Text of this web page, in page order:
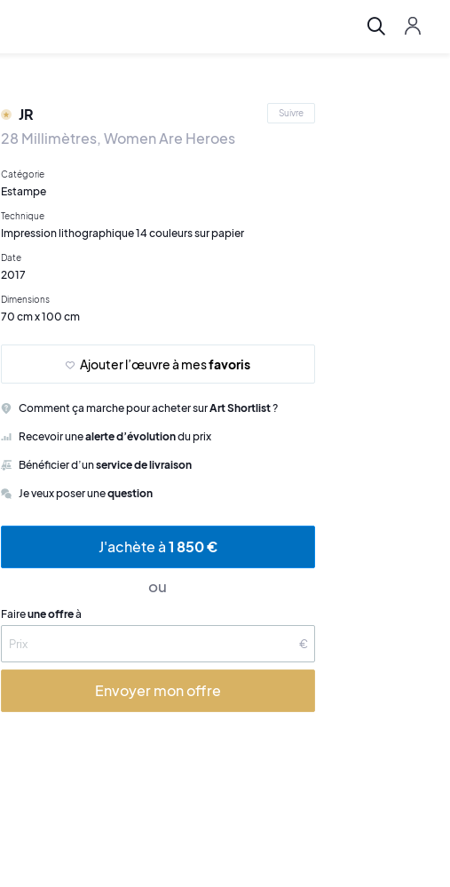
JR Suivre
28 Millimètres, Women Are Heroes
Catégorie
Estampe
Technique
Impression lithographique 14 couleurs sur papier
Date
2017
Dimensions
70 cm x 100 cm
Ajouter l’œuvre à mesfavoris
Comment ça marche pour acheter surArt Shortlist?
Recevoir unealerte d’évolutiondu prix
Bénéficier d’unservice de livraison
Je veux poser unequestion
J'achète à1 850 €
ou
Faireune offreà
€
Envoyer mon offre